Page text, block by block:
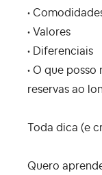
•
• Valores
• Diferenciais
• O que
reservas ao
Toda dica (e
Quero